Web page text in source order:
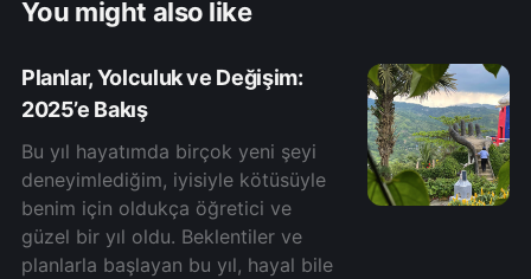
You might also like
Planlar, Yolculuk ve Değişim:
2025’e Bakış
Bu yıl hayatımda birçok yeni şeyi
deneyimlediğim, iyisiyle kötüsüyle
benim için oldukça öğretici ve
güzel bir yıl oldu. Beklentiler ve
planlarla başlayan bu yıl, hayal bile